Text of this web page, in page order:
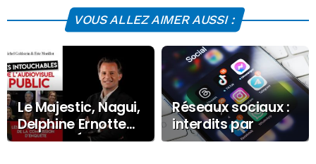
VOUS ALLEZ AIMER AUSSI :
Le Majestic, Nagui,
Delphine Ernotte…
le livre d’Éric
Réseaux sociaux :
interdits par
Londres aux moins